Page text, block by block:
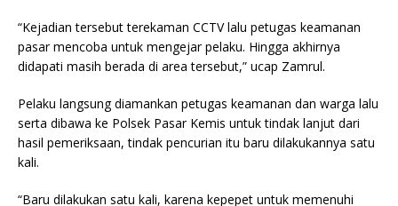
“Kejadian tersebut terekaman CCTV lalu petugas keamanan
pasar mencoba untuk mengejar pelaku. Hingga akhirnya
didapati masih berada di area tersebut,” ucap Zamrul.
Pelaku langsung diamankan petugas keamanan dan warga lalu
serta dibawa ke Polsek Pasar Kemis untuk tindak lanjut dari
hasil pemeriksaan, tindak pencurian itu baru dilakukannya satu
kali.
“Baru dilakukan satu kali, karena kepepet untuk memenuhi